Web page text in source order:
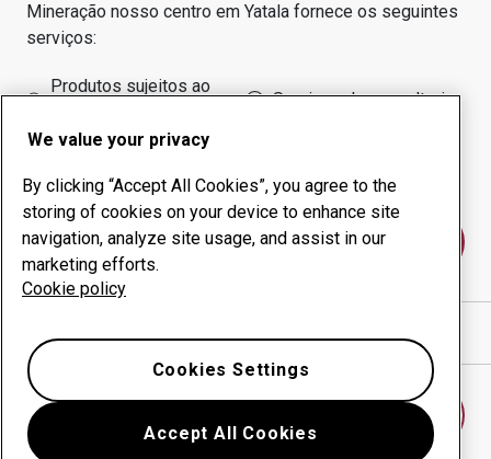
Mineração nosso centro em Yatala fornece os seguintes
serviços:
Produtos sujeitos ao
Serviços de consultoria
Administração do tempo
de funcionamento
Fale conosco
We value your privacy
By clicking “Accept All Cookies”, you agree to the
storing of cookies on your device to enhance site
navigation, analyze site usage, and assist in our
marketing efforts.
Cookie policy
Accept All Cookies
Cookies Settings